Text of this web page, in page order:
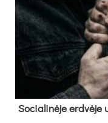
So­cia­li­nė­je erd­vė­je